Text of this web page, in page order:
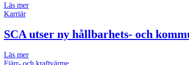
Läs mer
Karriär
SCA utser ny hållbarhets- och
Läs mer
Fjärr- och kraftvärme